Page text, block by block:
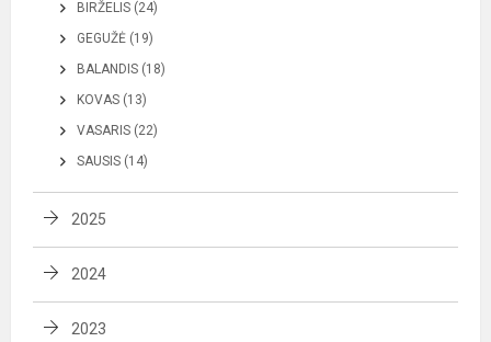
BIRŽELIS (24)
GEGUŽĖ (19)
BALANDIS (18)
KOVAS (13)
VASARIS (22)
SAUSIS (14)
2025
2024
2023